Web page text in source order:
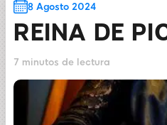
REINA DE
8 Agosto 2024
7 minutos de lectura